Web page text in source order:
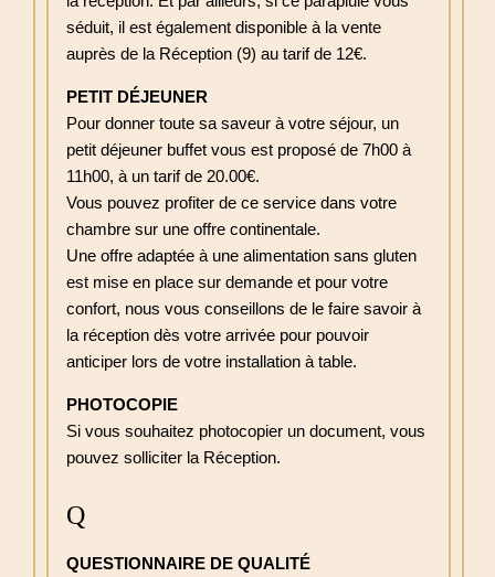
séduit, il est également disponible à la vente
auprès de la Réception (9) au tarif de 12€.
PETIT DÉJEUNER
Pour donner toute sa saveur à votre séjour, un
petit déjeuner buffet vous est proposé de 7h00 à
11h00, à un tarif de 20.00€.
Vous pouvez profiter de ce service dans votre
chambre sur une offre continentale.
Une offre adaptée à une alimentation sans gluten
est mise en place sur demande et pour votre
confort, nous vous conseillons de le faire savoir à
la réception dès votre arrivée pour pouvoir
anticiper lors de votre installation à table.
PHOTOCOPIE
Si vous souhaitez photocopier un document, vous
pouvez solliciter la Réception.
Q
QUESTIONNAIRE DE QUALITÉ